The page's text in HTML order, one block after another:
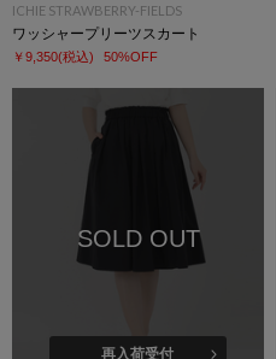
ICHIE STRAWBERRY-FIELDS
ワッシャープリーツスカート
￥9,350(税込) 50%OFF
SOLD OUT
再入荷受付